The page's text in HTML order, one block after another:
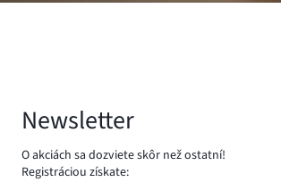
Newsletter
O akciách sa dozviete skôr než ostatní!
Registráciou získate: